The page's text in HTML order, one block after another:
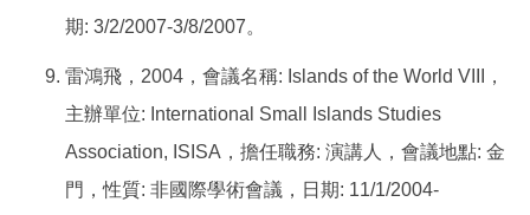
期: 3/2/2007-3/8/2007。
雷鴻飛， 2004 ，會議名稱: Islands of the World VIII
，
主辦單位: International Small Islands Studies
Association, ISISA ，擔任職務: 演講人，會議地點: 金
門，性質: 非國際學術會議，日期: 11/1/2004-